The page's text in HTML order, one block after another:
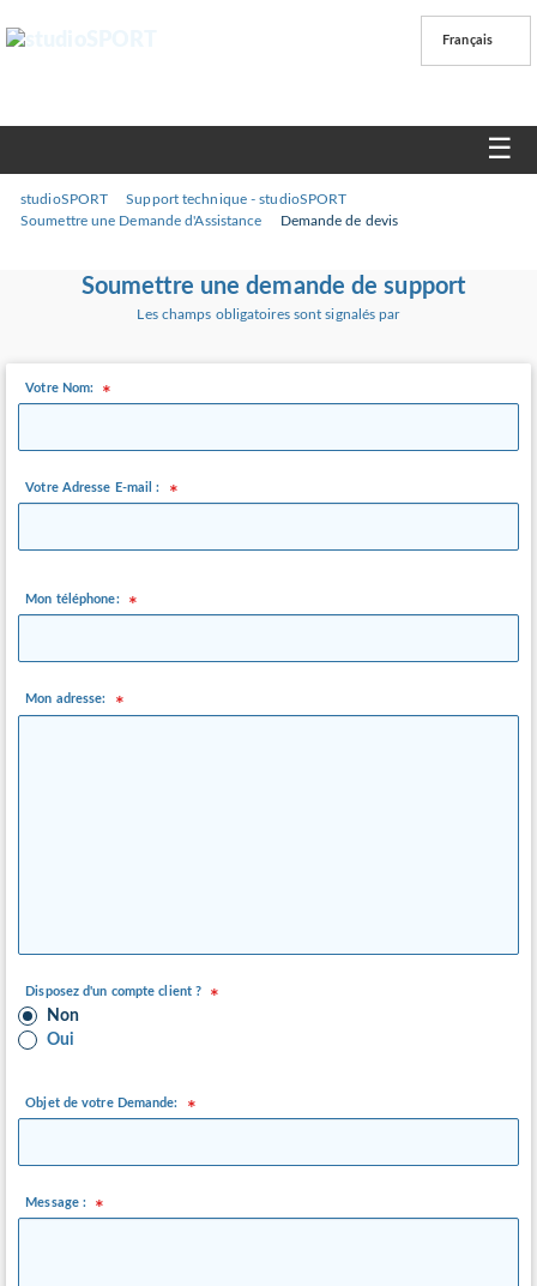
Français
☰
studioSPORT
Support technique - studioSPORT
Soumettre une Demande d'Assistance
Demande de devis
Soumettre une demande de support
Les champs obligatoires sont signalés par
Votre Nom:
Votre Adresse E-mail :
Mon téléphone:
Mon adresse:
Disposez d'un compte client ?
Non
Oui
Objet de votre Demande:
Message :